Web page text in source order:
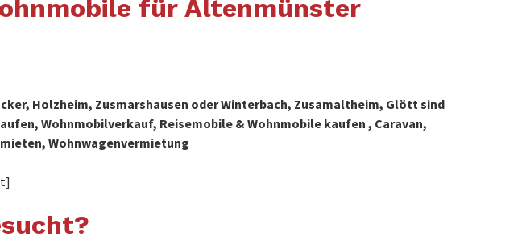
für Altenmünster
Holzheim, Zusmarshausen oder Winterbach, Zusamaltheim, Glött sind
Wohnmobilverkauf, Reisemobile & Wohnmobile kaufen , Caravan,
Wohnwagenvermietung